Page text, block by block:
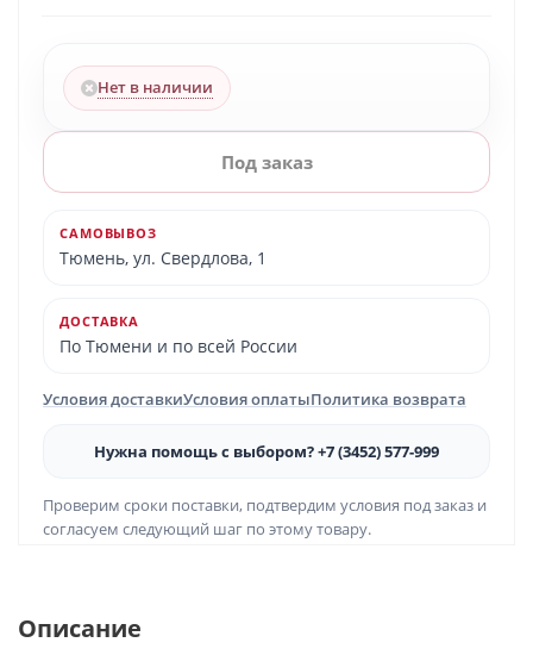
Нет в наличии
Под заказ
САМОВЫВОЗ
Тюмень, ул. Свердлова, 1
ДОСТАВКА
По Тюмени и по всей России
Условия доставкиУсловия оплатыПолитика возврата
Нужна помощь с выбором? +7 (3452) 577-999
Проверим сроки поставки, подтвердим условия под заказ и
согласуем следующий шаг по этому товару.
Описание